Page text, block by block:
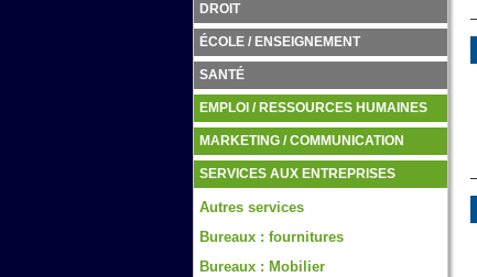
DROIT
ÉCOLE / ENSEIGNEMENT
SANTÉ
EMPLOI / RESSOURCES HUMAINES
MARKETING / COMMUNICATION
SERVICES AUX ENTREPRISES
Autres services
Bureaux : fournitures
Bureaux : Mobilier